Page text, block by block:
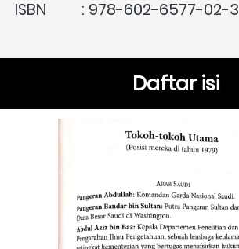
ISBN         : 978-602-6577-02-3
Daftar isi